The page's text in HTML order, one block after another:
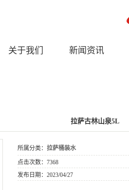
关于我们 新闻资讯
拉萨古林山泉5L
所属分类：拉萨桶装水
点击次数：7368
发布日期：2023/04/27